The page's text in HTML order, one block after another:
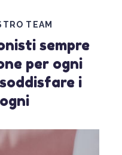
TEAM
sempre
per ogni
i